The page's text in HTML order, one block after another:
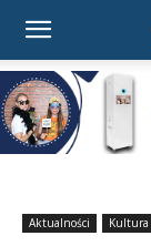
Aktualności Kultura